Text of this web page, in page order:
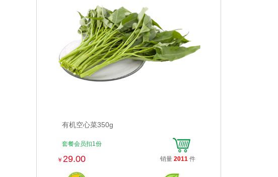
有机空心菜350g
套餐会员扣1份
￥ 29.00 销量 2011 件